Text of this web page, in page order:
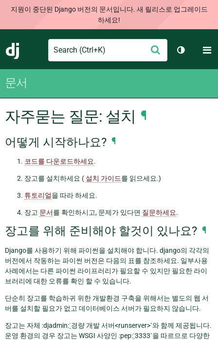
지원이 중단된 Django 버전의 문서입니다. 새 릴리스로 업그레이드
하세요!
Django
Search
출
테마 토
문서
자주묻는 질문: 설치 ¶
어떻게 시작하나요? ¶
코드를 다운로드하세요.
장고를 설치하세요 (설치 가이드를 읽으세요.)
튜토리얼을 따라 하세요.
장고 문서를 확인하시고, 문제가 있다면 질문하세요.
장고를 위해 준비해야 할것이 있나요? ¶
Django를 사용하기 위해 파이썬을 설치해야 합니다. django의 각각의
버전에서 작동하는 파이썬 버전은 다음의 표를 참조하세요. 일부사용
사례에서는 다른 파이썬 라이프러리가 필요할 수 있지만 필요한 라이
브러리에 대한 오류를 확인 할 수 있습니다.
단순히 장고를 학습하귀 위한 개발환경 구축을 위해서는 별도의 웹 서
버를 설치할 필요가 없고 데이터베이스 서버가 필요하지 않습니다.
장고는 자체 :djadmin:`경량 개발 서버<runserver>`와 함께 제공됩니다.
운영 환경의 경우 장고는 WSGI 사양인 :pep:`3333`을 따르므로 다양한